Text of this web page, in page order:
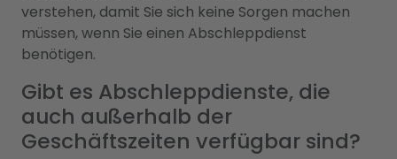
verstehen, damit Sie sich keine Sorgen machen
müssen, wenn Sie einen Abschleppdienst
benötigen.
Gibt es Abschleppdienste, die
auch außerhalb der
Geschäftszeiten verfügbar sind?